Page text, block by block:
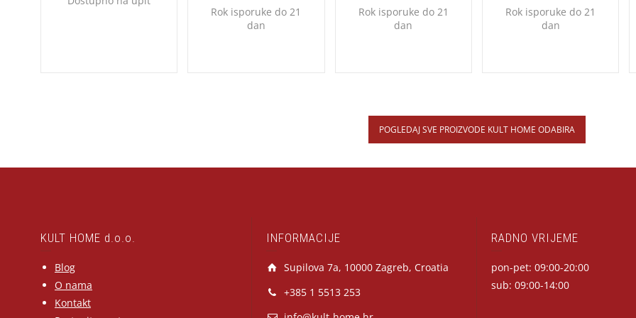
Rok isporuke do 21
dan
Rok isporuke do 21
dan
Rok isporuke do 21
dan
POGLEDAJ SVE PROIZVODE KULT HOME ODABIRA
KULT HOME d.o.o.
Blog
O nama
Kontakt
INFORMACIJE
Supilova 7a, 10000 Zagreb, Croatia
+385 1 5513 253
RADNO VRIJEME
pon-pet: 09:00-20:00
sub: 09:00-14:00